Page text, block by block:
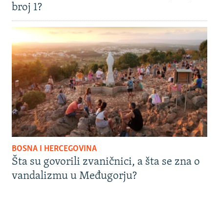
broj 1?
BOSNA I HERCEGOVINA
Šta su govorili zvaničnici, a šta se zna o
vandalizmu u Međugorju?